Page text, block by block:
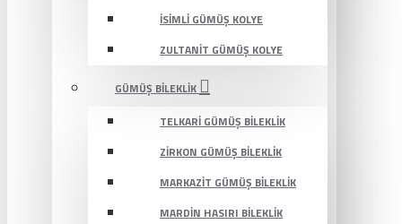
İSIMLI GÜMÜŞ KOLYE
ZULTANIT GÜMÜŞ KOLYE
GÜMÜŞ BILEKLIK
TELKARI GÜMÜŞ BILEKLIK
ZIRKON GÜMÜŞ BILEKLIK
MARKAZIT GÜMÜŞ BILEKLIK
MARDIN HASIRI BILEKLIK